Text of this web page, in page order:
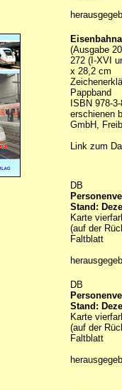
(Ausgabe
272 (I-XVI
x 28,2 cm
Pappband
ISBN 978-
erschienen
GmbH,
Link zum
DB
Stand:
Karte
(auf der
Faltblatt
DB
Stand:
Karte
(auf der
Faltblatt